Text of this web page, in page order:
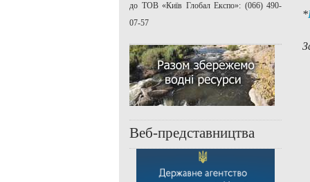
*
до ТОВ «Київ Глобал Експо»: (066) 490-
07-57
Веб-представництва